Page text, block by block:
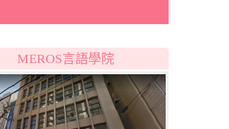
MEROS言語學院